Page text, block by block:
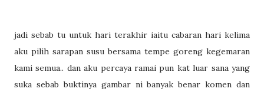
jadi sebab tu untuk hari terakhir iaitu cabaran hari kelima
aku pilih sarapan susu bersama tempe goreng kegemaran
kami semua.. dan aku percaya ramai pun kat luar sana yang
suka sebab buktinya gambar ni banyak benar komen dan